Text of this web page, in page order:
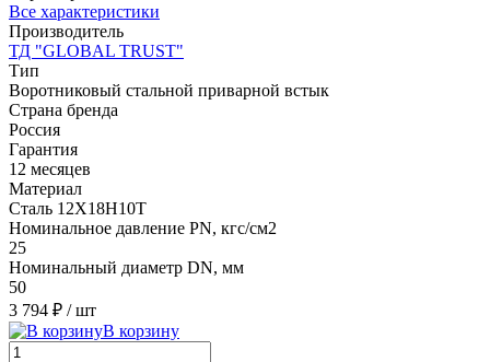
Все характеристики
Производитель
ТД "GLOBAL TRUST"
Тип
Воротниковый стальной приварной встык
Страна бренда
Россия
Гарантия
12 месяцев
Материал
Сталь 12Х18Н10Т
Номинальное давление PN, кгс/см2
25
Номинальный диаметр DN, мм
50
3 794 ₽ / шт
В корзину